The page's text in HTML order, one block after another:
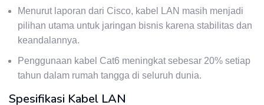
Menurut laporan dari Cisco, kabel LAN masih menjadi
pilihan utama untuk jaringan bisnis karena stabilitas dan
keandalannya.
Penggunaan kabel Cat6 meningkat sebesar 20% setiap
tahun dalam rumah tangga di seluruh dunia.
Spesifikasi Kabel LAN